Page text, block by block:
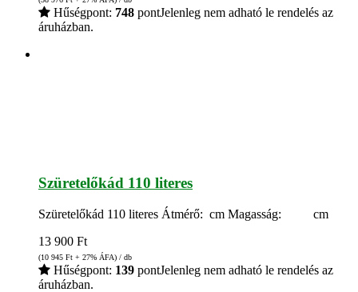
Hűségpont: 748 pontJelenleg nem adható le rendelés az
áruházban.
Szüretelőkád 110 literes
Szüretelőkád 110 literes Átmérő: cm Magasság: cm
13 900 Ft
(10 945 Ft + 27% ÁFA) / db
Hűségpont: 139 pontJelenleg nem adható le rendelés az
áruházban.